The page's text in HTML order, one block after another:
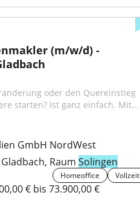
(m/w/d) -
oder den Quereinstieg
starten? Ist ganz einfach. Mit...
GmbH NordWest
Raum Solingen
Homeoffice Vollzeit
€ bis 73.900,00 €